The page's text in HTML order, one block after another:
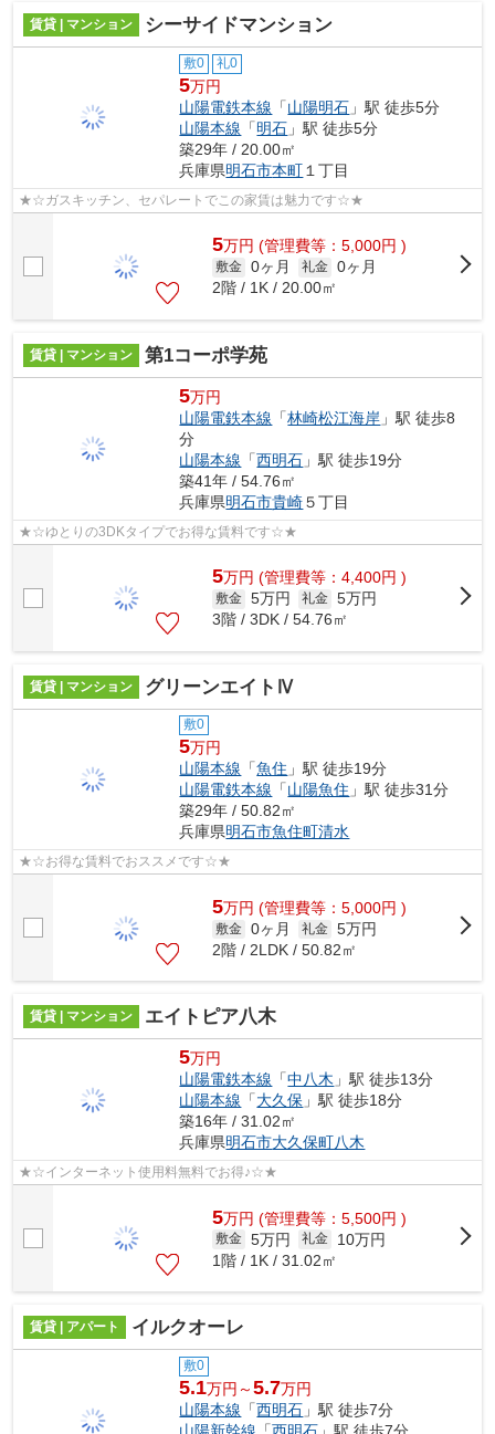
賃貸 | マンション シーサイドマンション
敷0 礼0
5万円
山陽電鉄本線 「山陽明石 」駅 徒歩5分
山陽本線 「明石 」駅 徒歩5分
築29年 / 20.00㎡
兵庫県明石市本町 １丁目
★☆ガスキッチン、セパレートでこの家賃は魅力です☆★
5万円 (管理費等：5,000円 )
敷金 0ヶ月 礼金 0ヶ月
2階 / 1K / 20.00㎡
賃貸 | マンション 第1コーポ学苑
5万円
山陽電鉄本線 「林崎松江海岸 」駅 徒歩8
分
山陽本線 「西明石 」駅 徒歩19分
築41年 / 54.76㎡
兵庫県明石市貴崎５丁目
★☆ゆとりの3DKタイプでお得な賃料です☆★
5万円 (管理費等：4,400円 )
敷金 5万円 礼金 5万円
3階 / 3DK / 54.76㎡
賃貸 | マンション グリーンエイトⅣ
敷0
5万円
山陽本線 「魚住 」駅 徒歩19分
山陽電鉄本線 「山陽魚住 」駅 徒歩31分
築29年 / 50.82㎡
兵庫県明石市魚住町清水
★☆お得な賃料でおススメです☆★
5万円 (管理費等：5,000円 )
敷金 0ヶ月 礼金 5万円
2階 / 2LDK / 50.82㎡
賃貸 | マンション エイトピア八木
5万円
山陽電鉄本線 「中八木 」駅 徒歩13分
山陽本線 「大久保 」駅 徒歩18分
築16年 / 31.02㎡
兵庫県明石市大久保町八木
★☆インターネット使用料無料でお得♪☆★
5万円 (管理費等：5,500円 )
敷金 5万円 礼金
10万円
1階 / 1K / 31.02㎡
賃貸 | アパート イルクオーレ
敷0
5.1万円～5.7万円
山陽本線 「西明石 」駅 徒歩7分